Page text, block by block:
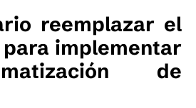
reemplazar el
para implementar
de